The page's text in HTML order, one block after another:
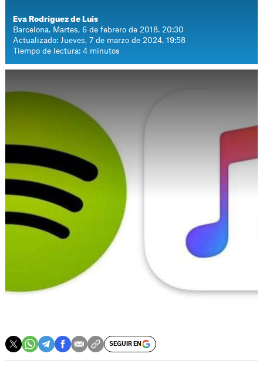
Eva Rodríguez de Luis
Barcelona. Martes, 6 de febrero de 2018. 20:30
Actualizado: Jueves, 7 de marzo de 2024. 19:58
Tiempo de lectura: 4 minutos
SEGUIR EN